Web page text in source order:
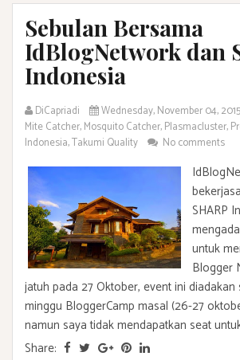
Sebulan Bersama
IdBlogNetwork dan
Indonesia
DiCapriadi Wednesday, November 04, 2015
Mite Catcher,Mosquito Catcher,Plasmacluster,
Indonesia,Takumi Quality No comments
SHARP
untuk
Blogger
jatuh pada 27 Oktober, event ini
minggu BloggerCamp masal (26-27
namun saya tidak mendapatkan seat
Share: